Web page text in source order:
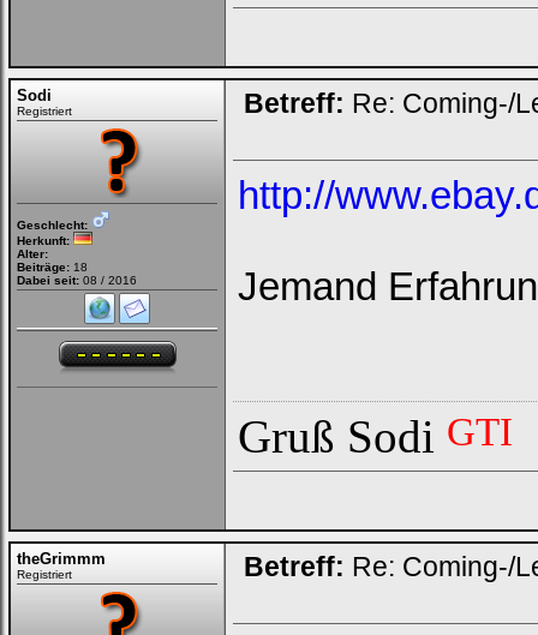
Sodi
Registriert
Geschlecht:
Herkunft:
Alter:
Beiträge: 18
Dabei seit: 08 / 2016
Betreff: Re: Coming-/
http://
Jemand
Gruß Sodi GTI
theGrimmm
Registriert Betreff: Re: Coming-/